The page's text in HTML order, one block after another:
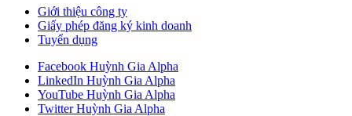
Giới thiệu công ty
Giấy phép đăng ký kinh doanh
Tuyển dụng
Facebook Huỳnh Gia Alpha
LinkedIn Huỳnh Gia Alpha
YouTube Huỳnh Gia Alpha
Twitter Huỳnh Gia Alpha